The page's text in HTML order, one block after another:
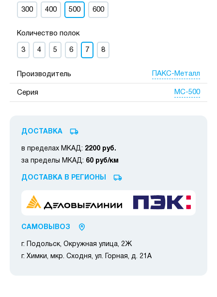
300 400 500 600
Количество полок
3 4 5 6 7 8
Производитель ПАКС-Металл
Серия МС-500
ДОСТАВКА
в пределах МКАД: 2200 руб.
за пределы МКАД: 60 руб/км
ДОСТАВКА В РЕГИОНЫ
САМОВЫВОЗ
г. Подольск, Окружная улица, 2Ж
г. Химки, мкр. Сходня, ул. Горная, д. 21А